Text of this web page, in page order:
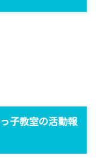
子教室の活動報